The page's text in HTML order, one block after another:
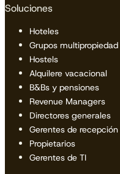
Soluciones
Hoteles
Grupos multipropiedad
Hostels
Alquilere vacacional
B&Bs y pensiones
Revenue Managers
Directores generales
Gerentes de recepción
Propietarios
Gerentes de TI